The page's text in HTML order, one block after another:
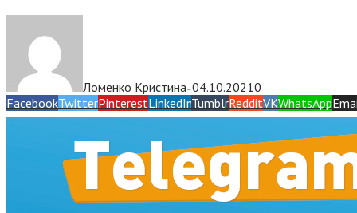
Ломенко Кристина—04.10.20210
FacebookTwitterPinterestLinkedInTumblrRedditVKWhatsApp